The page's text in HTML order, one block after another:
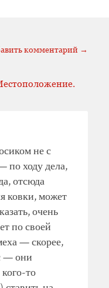
комментарий →
не с
по ходу дела,
отсюда
ковки, может
очень
по своей
— скорее,
— они
то